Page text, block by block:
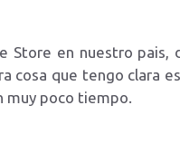
Store en nuestro
que tengo clara
poco tiempo.